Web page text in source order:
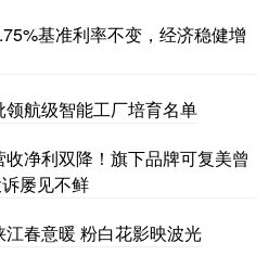
基准利率不变，经济稳健增
航级智能工厂培育名单
净利双降！旗下品牌可复美曾
屡见不鲜
春意暖 粉白花影映波光